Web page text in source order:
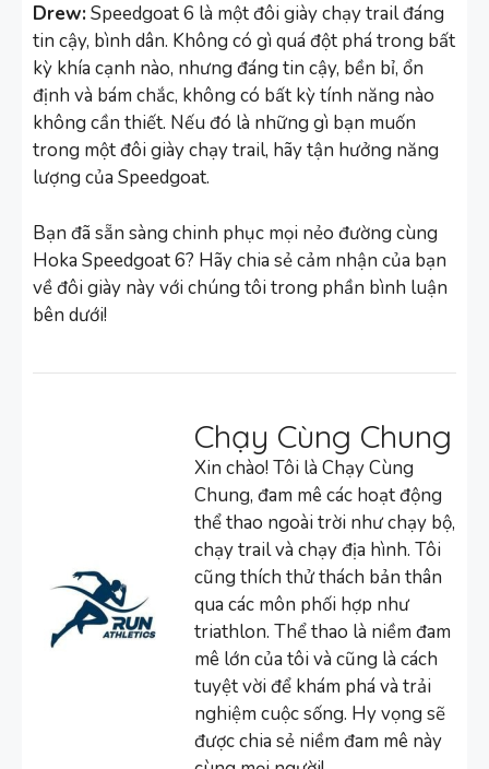
Drew:Speedgoat 6 là một đôi giày chạy trail đáng
tin cậy, bình dân. Không có gì quá đột phá trong bất
kỳ khía cạnh nào, nhưng đáng tin cậy, bền bỉ, ổn
định và bám chắc, không có bất kỳ tính năng nào
không cần thiết. Nếu đó là những gì bạn muốn
trong một đôi giày chạy trail, hãy tận hưởng năng
lượng của Speedgoat.
Bạn đã sẵn sàng chinh phục mọi nẻo đường cùng
Hoka Speedgoat 6? Hãy chia sẻ cảm nhận của bạn
về đôi giày này với chúng tôi trong phần bình luận
bên dưới!
Chạy Cùng Chung
Xin chào! Tôi là Chạy Cùng
Chung, đam mê các hoạt động
thể thao ngoài trời như chạy bộ,
chạy trail và chạy địa hình. Tôi
cũng thích thử thách bản thân
qua các môn phối hợp như
triathlon. Thể thao là niềm đam
mê lớn của tôi và cũng là cách
tuyệt vời để khám phá và trải
nghiệm cuộc sống. Hy vọng sẽ
được chia sẻ niềm đam mê này